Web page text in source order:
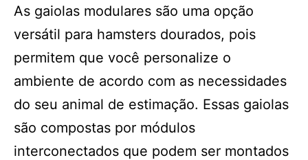
As gaiolas modulares são uma opção
versátil para hamsters dourados, pois
permitem que você personalize o
ambiente de acordo com as necessidades
do seu animal de estimação. Essas gaiolas
são compostas por módulos
interconectados que podem ser montados